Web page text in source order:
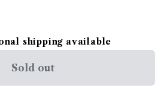
shipping available
Sold out